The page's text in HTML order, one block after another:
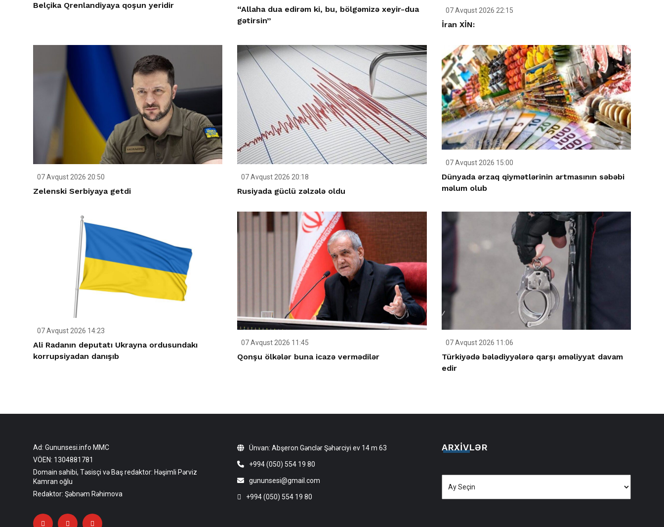
Belçika Qrenlandiyaya qoşun yeridir
“Allaha dua edirəm ki, bu, bölgəmizə xeyir-dua
gətirsin”
07 Avqust 2026 22:15
İran XİN:
07 Avqust 2026 20:50
Zelenski Serbiyaya getdi
07 Avqust 2026 20:18
Rusiyada güclü zəlzələ oldu
07 Avqust 2026 15:00
Dünyada ərzaq qiymətlərinin artmasının səbəbi
məlum olub
07 Avqust 2026 14:23
Ali Radanın deputatı Ukrayna ordusundakı
korrupsiyadan danışıb
07 Avqust 2026 11:45
Qonşu ölkələr buna icazə vermədilər
07 Avqust 2026 11:06
Türkiyədə bələdiyyələrə qarşı əməliyyat davam
edir
Ad: Gununsesi.info MMC
VÖEN: 1304881781
Domain sahibi, Təsisçi və Baş redaktor: Həşimli Pərviz
Kamran oğlu
Redaktor: Şəbnəm Rəhimova
Ünvan: Abşeron Gənclər Şəhərciyi ev 14 m 63
+994 (050) 554 19 80
gununsesi@gmail.com
+994 (050) 554 19 80
ARXIVLƏR
Arxivlər